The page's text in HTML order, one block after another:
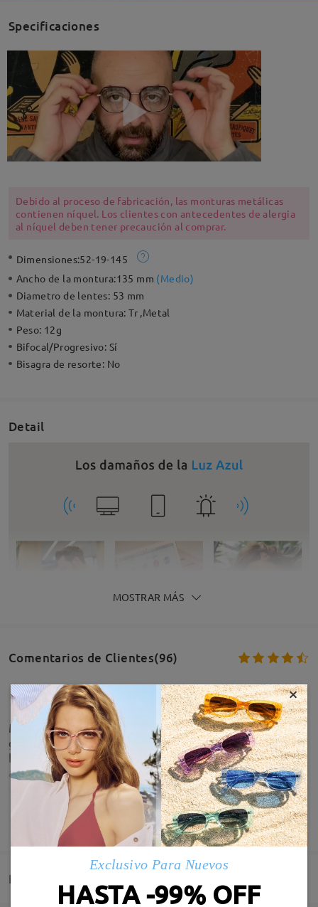
Specificaciones
Debido al proceso de fabricación, las monturas metálicas
contienen níquel. Los clientes con antecedentes de alergia
al níquel deben tener precaución al comprar.
Dimensiones:52-19-145
Ancho de la montura:135 mm (Medio)
Diametro de lentes: 53 mm
Material de la montura:Tr ,Metal
Peso: 12g
Bifocal/Progresivo: Sí
Bisagra de resorte: No
Detail
MOSTRAR MÁS
Comentarios de Clientes(96)
Me gustan,sorprendida por la calidad, mi
graduación es alta y los cristales han venido muy
bien, repetiré aunque me estoy acostumbrando
aún a las patillas me aprietan un poco
Verónica Rueda BlancoonMay 31 , 2026
MOSTRAR MÁS
Entrega
×
Exclusivo Para Nuevos
HASTA -99% OFF